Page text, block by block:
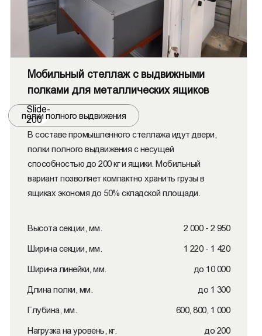
Мобильный стеллаж с выдвижными
полками для металлических ящиков
Slide-
200
полки полного выдвижения
В составе промышленного стеллажа идут двери,
полки полного выдвижения с несущей
способностью до 200 кг и ящики. Мобильный
вариант позволяет компактно хранить грузы в
ящиках экономя до 50% складской площади.
Высота секции, мм. 2 000 - 2 950
Ширина секции, мм. 1 220 - 1 420
Ширина линейки, мм. до 10 000
Длина полки, мм. до 1 300
Глубина, мм. 600, 800, 1 000
Нагрузка на уровень, кг. до 200